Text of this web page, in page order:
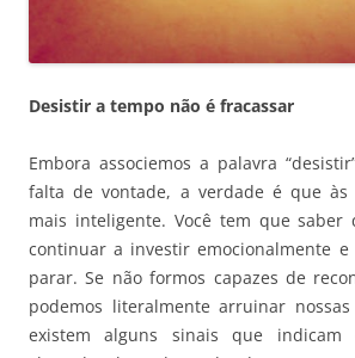
Desistir a tempo não é fracassar
Embora associemos a palavra
falta de vontade, a verdade é que às
mais inteligente. Você tem que saber
continuar a investir emocionalmente
parar. Se não formos capazes de
podemos literalmente arruinar nossas
existem alguns sinais que indicam